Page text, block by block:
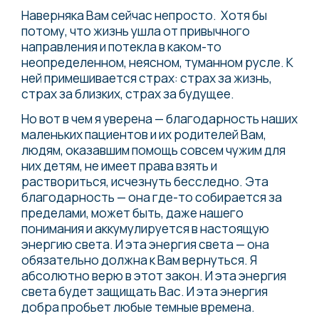
Наверняка Вам сейчас непросто. Хотя бы
потому, что жизнь ушла от привычного
направления и потекла в каком-то
неопределенном, неясном, туманном русле. К
ней примешивается страх: страх за жизнь,
страх за близких, страх за будущее.
Но вот в чем я уверена — благодарность наших
маленьких пациентов и их родителей Вам,
людям, оказавшим помощь совсем чужим для
них детям, не имеет права взять и
раствориться, исчезнуть бесследно. Эта
благодарность — она где-то собирается за
пределами, может быть, даже нашего
понимания и аккумулируется в настоящую
энергию света. И эта энергия света — она
обязательно должна к Вам вернуться. Я
абсолютно верю в этот закон. И эта энергия
света будет защищать Вас. И эта энергия
добра пробьет любые темные времена.